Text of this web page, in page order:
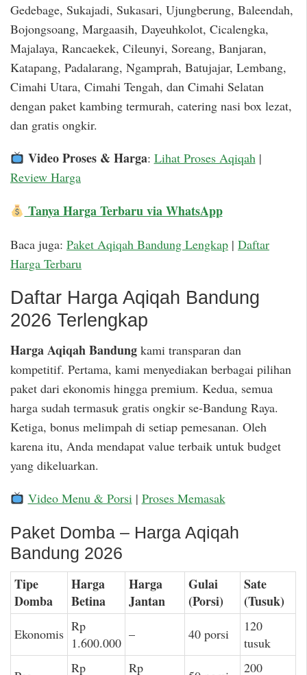
Gedebage, Sukajadi, Sukasari, Ujungberung, Baleendah,
Bojongsoang, Margaasih, Dayeuhkolot, Cicalengka,
Majalaya, Rancaekek, Cileunyi, Soreang, Banjaran,
Katapang, Padalarang, Ngamprah, Batujajar, Lembang,
Cimahi Utara, Cimahi Tengah, dan Cimahi Selatan
dengan paket kambing termurah, catering nasi box lezat,
dan gratis ongkir.
Video Proses & Harga: Lihat Proses Aqiqah|
Review Harga
Tanya Harga Terbaru via WhatsApp
Baca juga: Paket Aqiqah Bandung Lengkap | Daftar
Harga Terbaru
Daftar Harga Aqiqah Bandung
2026 Terlengkap
Harga Aqiqah Bandung kami transparan dan
kompetitif. Pertama, kami menyediakan berbagai pilihan
paket dari ekonomis hingga premium. Kedua, semua
harga sudah termasuk gratis ongkir se-Bandung Raya.
Ketiga, bonus melimpah di setiap pemesanan. Oleh
karena itu, Anda mendapat value terbaik untuk budget
yang dikeluarkan.
Video Menu & Porsi| Proses Memasak
Paket Domba – Harga Aqiqah
Bandung 2026
Tipe
Domba
Harga
Betina
Harga
Jantan
Gulai
(Porsi)
Sate
(Tusuk)
Ekonomis Rp
1.600.000
– 40 porsi
120
tusuk
Rp
Rp
200